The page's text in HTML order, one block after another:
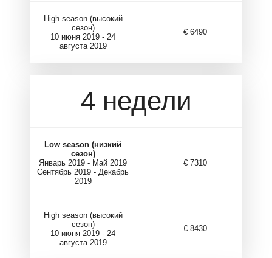
High season (высокий
сезон)
10 июня 2019 - 24
августа 2019
€ 6490
4 недели
Low season (низкий
сезон)
Январь 2019 - Май 2019
Сентябрь 2019 - Декабрь
2019
€ 7310
High season (высокий
сезон)
10 июня 2019 - 24
августа 2019
€ 8430